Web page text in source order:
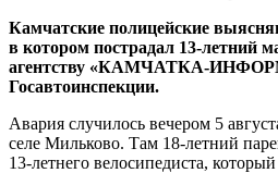
Камчатские полицейские
в котором пострадал 13-летний
агентству «КАМЧАТКА-
Госавтоинспекции.
Авария случилось вечером 5
селе Мильково. Там 18-летний
13-летнего велосипедиста,